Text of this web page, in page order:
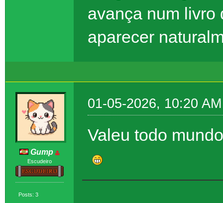
avança num livro
aparecer
Gump
Escudeiro
Posts: 3
01-05-2026, 10:20 AM
Valeu todo